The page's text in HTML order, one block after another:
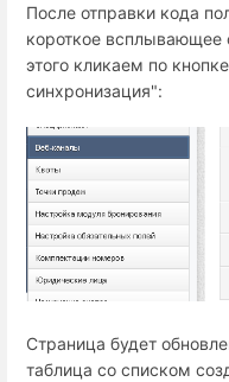
После отправки кода
короткое
этого кликаем по
синхронизация":
Страница будет
таблица со списком